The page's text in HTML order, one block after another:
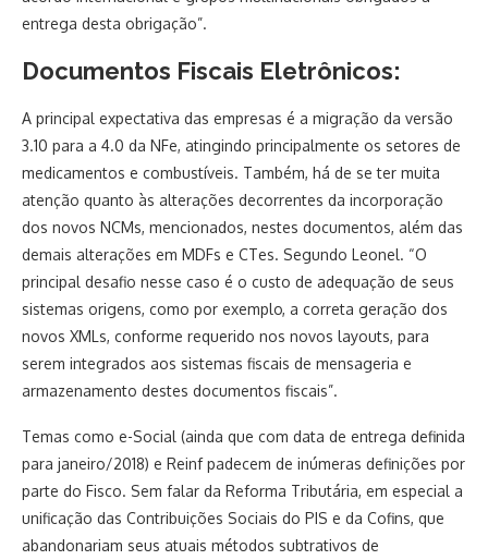
entrega desta obrigação”.
Documentos Fiscais Eletrônicos:
A principal expectativa das empresas é a migração da versão
3.10 para a 4.0 da NFe, atingindo principalmente os setores de
medicamentos e combustíveis. Também, há de se ter muita
atenção quanto às alterações decorrentes da incorporação
dos novos NCMs, mencionados, nestes documentos, além das
demais alterações em MDFs e CTes. Segundo Leonel. “O
principal desafio nesse caso é o custo de adequação de seus
sistemas origens, como por exemplo, a correta geração dos
novos XMLs, conforme requerido nos novos layouts, para
serem integrados aos sistemas fiscais de mensageria e
armazenamento destes documentos fiscais”.
Temas como e-Social (ainda que com data de entrega definida
para janeiro/2018) e Reinf padecem de inúmeras definições por
parte do Fisco. Sem falar da Reforma Tributária, em especial a
unificação das Contribuições Sociais do PIS e da Cofins, que
abandonariam seus atuais métodos subtrativos de